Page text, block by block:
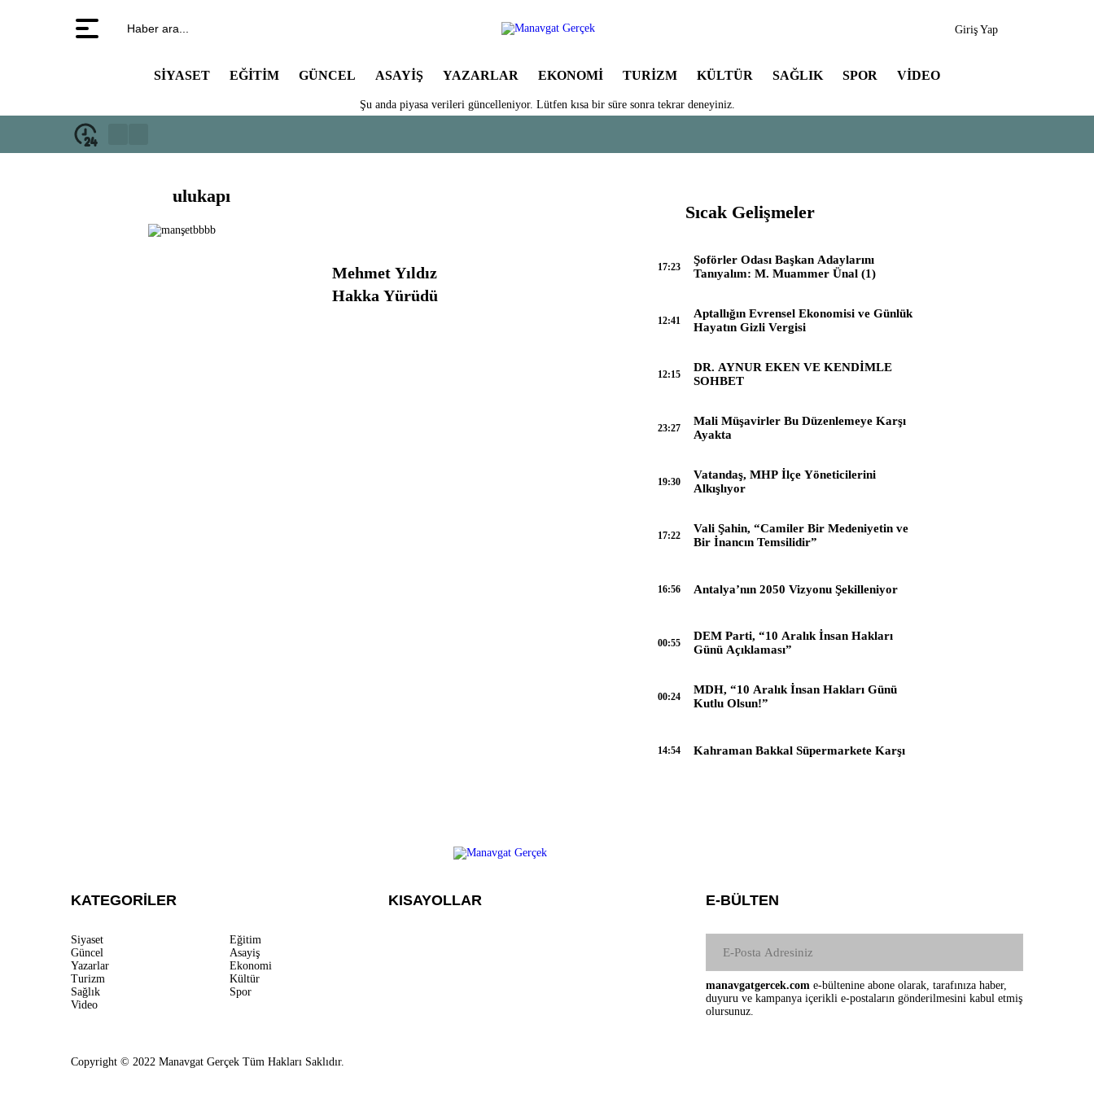
Haber ara... Giriş Yap
SIYASET EĞITIM GÜNCEL ASAYIŞ YAZARLAR EKONOMI TURIZM KÜLTÜR SAĞLIK SPOR VIDEO
Şu anda piyasa verileri güncelleniyor. Lütfen kısa bir süre sonra tekrar deneyiniz.
ulukapı
Mehmet Yıldız
Hakka Yürüdü
Sıcak Gelişmeler
Şoförler Odası Başkan Adaylarını
Tanıyalım: M. Muammer Ünal (1)
17:23
Aptallığın Evrensel Ekonomisi ve Günlük
Hayatın Gizli Vergisi
12:41
DR. AYNUR EKEN VE KENDİMLE
SOHBET
12:15
Mali Müşavirler Bu Düzenlemeye Karşı
Ayakta
23:27
Vatandaş, MHP İlçe Yöneticilerini
Alkışlıyor
19:30
Vali Şahin, “Camiler Bir Medeniyetin ve
Bir İnancın Temsilidir”
17:22
Antalya’nın 2050 Vizyonu Şekilleniyor
16:56
DEM Parti, “10 Aralık İnsan Hakları
Günü Açıklaması”
00:55
MDH, “10 Aralık İnsan Hakları Günü
Kutlu Olsun!”
00:24
Kahraman Bakkal Süpermarkete Karşı
14:54
KATEGORİLER
Siyaset
Eğitim
Güncel
Asayiş
Yazarlar
Ekonomi
Turizm
Kültür
Sağlık
Spor
Video
KISAYOLLAR E-BÜLTEN
manavgatgercek.com e-bültenine abone olarak, tarafınıza haber,
duyuru ve kampanya içerikli e-postaların gönderilmesini kabul etmiş
olursunuz.
Copyright © 2022 Manavgat Gerçek Tüm Hakları Saklıdır.